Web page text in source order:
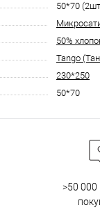
50*70
50%
Tango
230*250
50*70
>50